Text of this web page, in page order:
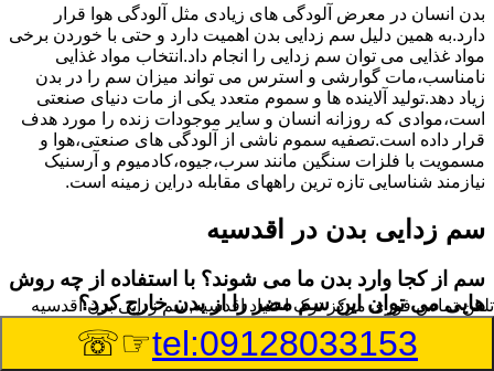
بدن انسان در معرض آلودگی های زیادی مثل آلودگی هوا قرار
دارد.به همین دلیل سم زدایی بدن اهمیت دارد و حتی با خوردن برخی
مواد غذایی می توان سم زدایی را انجام داد.انتخاب مواد غذایی
نامناسب،مات گوارشی و استرس می تواند میزان سم را در بدن
زیاد دهد.تولید آلاینده ها و سموم متعدد یکی از مات دنیای صنعتی
است،موادی که روزانه انسان و سایر موجودات زنده را مورد هدف
قرار داده است.تصفیه سموم ناشی از آلودگی های صنعتی،هوا و
مسمویت با فلزات سنگین مانند سرب،جیوه،کادمیوم و آرسنیک
نیازمند شناسایی تازه ترین راههای مقابله دراین زمینه است.
سم زدایی بدن در اقدسیه
سم از کجا وارد بدن ما می شوند؟ با استفاده از چه روش
هایی می توان این سم مضر را از بدن خارج کرد؟
بطور کلی سم موجود در بدن به دو گروه عمده تقسیم می
تلفن تماس فوریمرکز ترک اعتیاد اقدسیه,سم زدایی بدن اقدسیه
tel:09128033153
☞☏